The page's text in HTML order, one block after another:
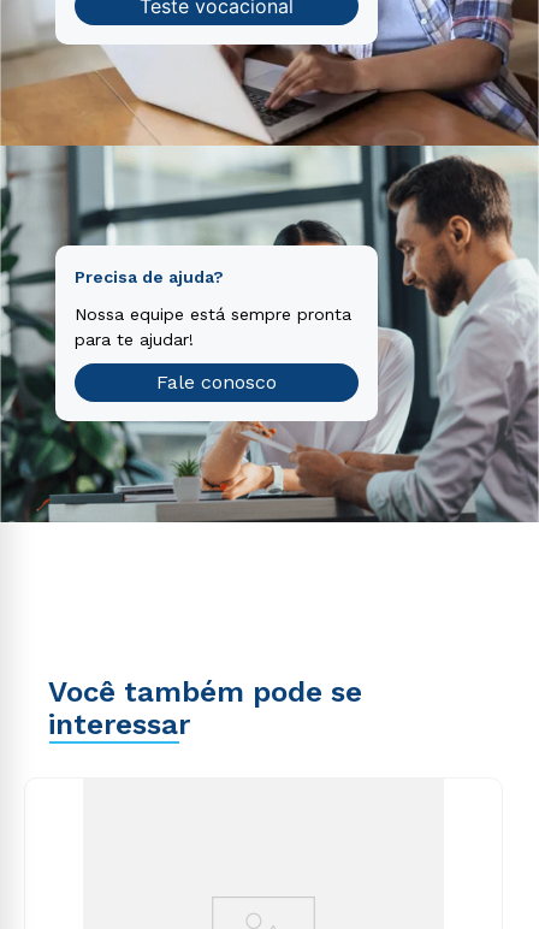
Teste vocacional
Precisa de ajuda?
Nossa equipe está sempre pronta
para te ajudar!
Fale conosco
Você também pode se
interessar